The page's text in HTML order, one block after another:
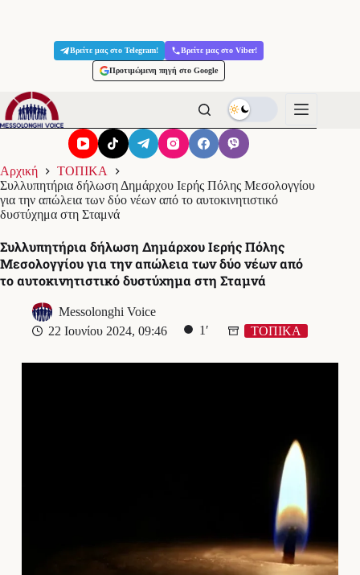
Βρείτε μας στο Telegram! Βρείτε μας στο Viber!
Προτιμώμενη πηγή στο Google
Αρχική
ΤΟΠΙΚΑ
Συλλυπητήρια δήλωση Δημάρχου Ιερής Πόλης Μεσολογγίου
για την απώλεια των δύο νέων από το αυτοκινητιστικό
δυστύχημα στη Σταμνά
Συλλυπητήρια δήλωση Δημάρχου Ιερής Πόλης
Μεσολογγίου για την απώλεια των δύο νέων από
το αυτοκινητιστικό δυστύχημα στη Σταμνά
Messolonghi Voice
22 Ιουνίου 2024, 09:46
1′ ΤΟΠΙΚΑ